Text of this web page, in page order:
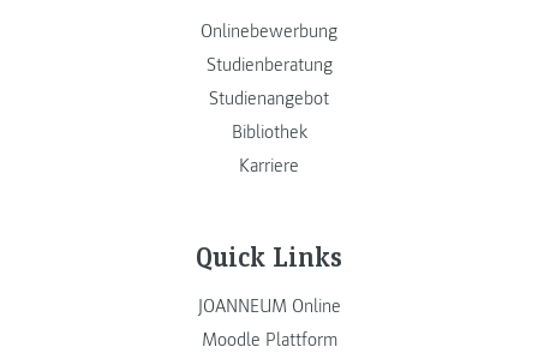
Onlinebewerbung
Studienberatung
Studienangebot
Bibliothek
Karriere
Quick Links
JOANNEUM Online
Moodle Plattform